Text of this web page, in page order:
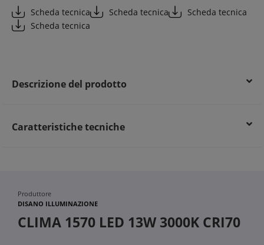
Consumo energetico ridotto con LED da 11W
Luce calda a 3000K per comfort visivo
Affidabilità e lunga durata nel tempo
Scheda tecnica Scheda tecnica
Scheda tecnica
Scheda tecnica
Descrizione del prodotto
Caratteristiche tecniche
Produttore
DISANO ILLUMINAZIONE
CLIMA 1570 LED 13W 3000K CRI70